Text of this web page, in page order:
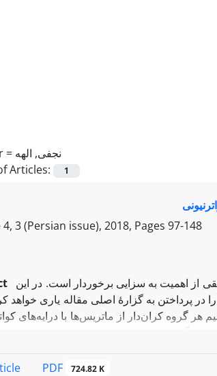
= نجفی, الهه
Articles:
1
3 (Persian issue), 2018, Pages 97-148
از اهمیت به سزایی برخوردار است. در این
پرداختن به گزارۀ اصلی مقاله یاری خواهد
گروه‌ کران‌دار از ماتریس‌ها با درایه‌های
PDF 724.82 K